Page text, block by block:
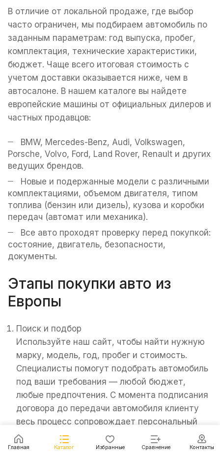
В отличие от локальной продаже, где выбор
часто ограничен, мы подбираем автомобиль по
заданным параметрам: год выпуска, пробег,
комплектация, технические характеристики,
бюджет. Чаще всего итоговая стоимость с
учетом доставки оказывается ниже, чем в
автосалоне. В нашем каталоге вы найдете
европейские машины от официальных дилеров и
частных продавцов:
BMW, Mercedes-Benz, Audi, Volkswagen,
Porsche, Volvo, Ford, Land Rover, Renault и других
ведущих брендов.
Новые и подержанные модели с различными
комплектациями, объемом двигателя, типом
топлива (бензин или дизель), кузова и коробки
передач (автомат или механика).
Все авто проходят проверку перед покупкой:
состояние, двигатель, безопасности,
документы.
Этапы покупки авто из
Европы
Поиск и подбор
Используйте наш сайт, чтобы найти нужную
марку, модель, год, пробег и стоимость.
Специалисты помогут подобрать автомобиль
под ваши требования — любой бюджет,
любые предпочтения. С момента подписания
договора до передачи автомобиля клиенту
весь процесс сопровождает персональный
менеджер. Он ответит на вопросы, поможет
узнать актуальные новости по этапам
Главная Каталог Избранные Сравнение Контакты